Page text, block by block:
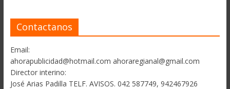
Contactanos
Email:
ahorapublicidad@hotmail.com ahoraregianal@gmail.com
Director interino:
José Arias Padilla TELF. AVISOS. 042 587749, 942467926